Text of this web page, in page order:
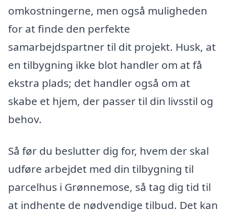
omkostningerne, men også muligheden
for at finde den perfekte
samarbejdspartner til dit projekt. Husk, at
en tilbygning ikke blot handler om at få
ekstra plads; det handler også om at
skabe et hjem, der passer til din livsstil og
behov.
Så før du beslutter dig for, hvem der skal
udføre arbejdet med din tilbygning til
parcelhus i Grønnemose, så tag dig tid til
at indhente de nødvendige tilbud. Det kan